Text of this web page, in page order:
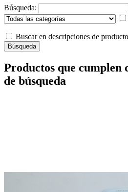
Búsqueda:
Buscar en descripciones de
Productos que cumplen
de búsqueda